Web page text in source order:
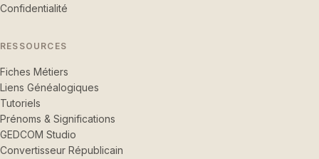
Confidentialité
RESSOURCES
Fiches Métiers
Liens Généalogiques
Tutoriels
Prénoms & Significations
GEDCOM Studio
Convertisseur Républicain